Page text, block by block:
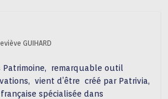
GUIHARD
Patrimoine, remarquable outil
vient d’être créé par Patrivia,
spécialisée dans